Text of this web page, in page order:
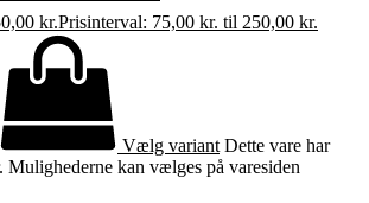
kr.Prisinterval: 75,00 kr. til 250,00 kr.
Vælg variant Dette vare har
Mulighederne kan vælges på varesiden